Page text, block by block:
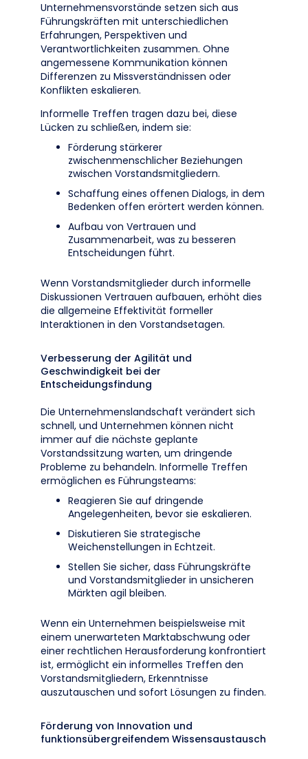
Unternehmensvorstände setzen sich aus
Führungskräften mit unterschiedlichen
Erfahrungen, Perspektiven und
Verantwortlichkeiten zusammen. Ohne
angemessene Kommunikation können
Differenzen zu Missverständnissen oder
Konflikten eskalieren.
Informelle Treffen tragen dazu bei, diese
Lücken zu schließen, indem sie:
Förderung stärkerer
zwischenmenschlicher Beziehungen
zwischen Vorstandsmitgliedern.
Schaffung eines offenen Dialogs, in dem
Bedenken offen erörtert werden können.
Aufbau von Vertrauen und
Zusammenarbeit, was zu besseren
Entscheidungen führt.
Wenn Vorstandsmitglieder durch informelle
Diskussionen Vertrauen aufbauen, erhöht dies
die allgemeine Effektivität formeller
Interaktionen in den Vorstandsetagen.
Verbesserung der Agilität und
Geschwindigkeit bei der
Entscheidungsfindung
Die Unternehmenslandschaft verändert sich
schnell, und Unternehmen können nicht
immer auf die nächste geplante
Vorstandssitzung warten, um dringende
Probleme zu behandeln. Informelle Treffen
ermöglichen es Führungsteams:
Reagieren Sie auf dringende
Angelegenheiten, bevor sie eskalieren.
Diskutieren Sie strategische
Weichenstellungen in Echtzeit.
Stellen Sie sicher, dass Führungskräfte
und Vorstandsmitglieder in unsicheren
Märkten agil bleiben.
Wenn ein Unternehmen beispielsweise mit
einem unerwarteten Marktabschwung oder
einer rechtlichen Herausforderung konfrontiert
ist, ermöglicht ein informelles Treffen den
Vorstandsmitgliedern, Erkenntnisse
auszutauschen und sofort Lösungen zu finden.
Förderung von Innovation und
funktionsübergreifendem Wissensaustausch